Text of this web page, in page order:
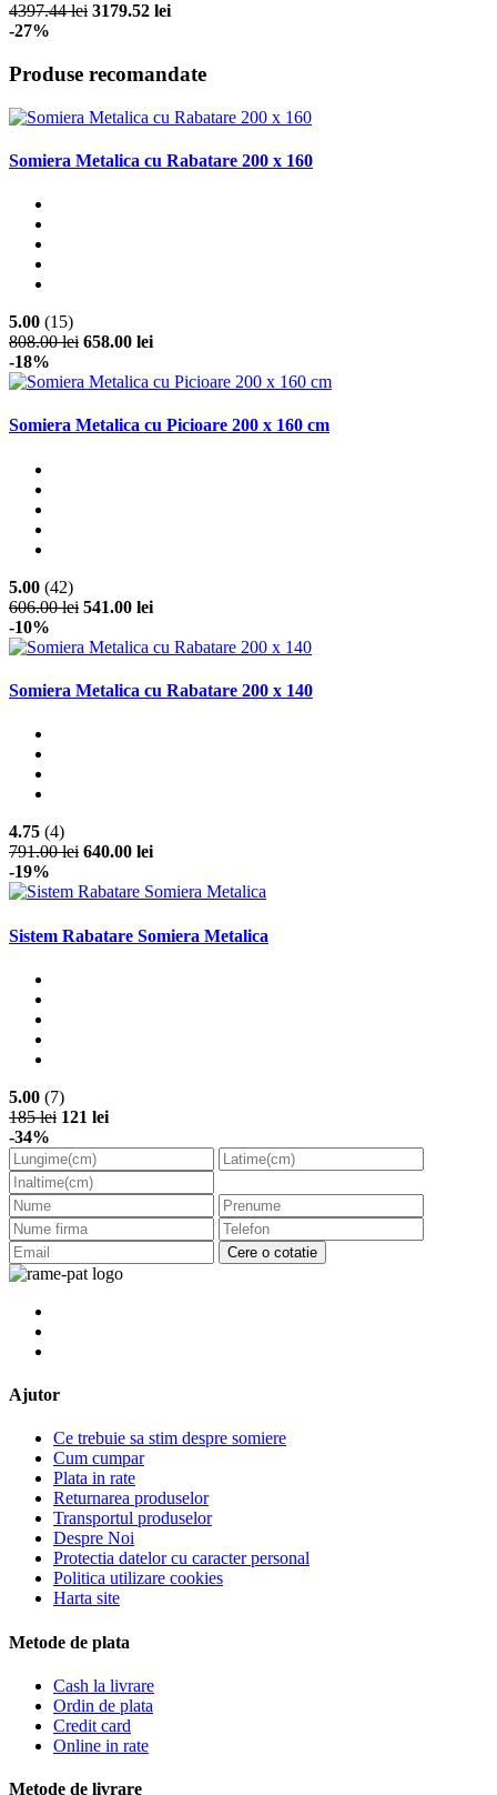
4397.44 lei 3179.52 lei
-27%
Produse recomandate
Somiera Metalica cu Rabatare 200 x 160
5.00 (15)
808.00 lei 658.00 lei
-18%
Somiera Metalica cu Picioare 200 x 160 cm
5.00 (42)
606.00 lei 541.00 lei
-10%
Somiera Metalica cu Rabatare 200 x 140
4.75 (4)
791.00 lei 640.00 lei
-19%
Sistem Rabatare Somiera Metalica
5.00 (7)
185 lei 121 lei
-34%
Cere o cotatie
Ajutor
Ce trebuie sa stim despre somiere
Cum cumpar
Plata in rate
Returnarea produselor
Transportul produselor
Despre Noi
Protectia datelor cu caracter personal
Politica utilizare cookies
Harta site
Metode de plata
Cash la livrare
Ordin de plata
Credit card
Online in rate
Metode de livrare